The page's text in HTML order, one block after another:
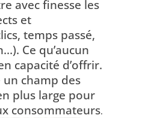
avec finesse les
et
temps passé,
Ce qu’aucun
capacité d’offrir.
champ des
plus large pour
consommateurs.